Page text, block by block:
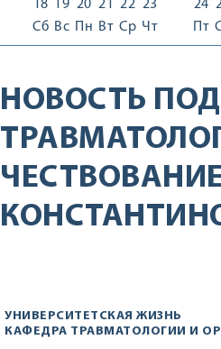
18
Сб
19
Вс
20
Пн
21
Вт
22
Ср
23
Чт
24
Пт
НОВОСТЬ
УНИВЕРСИТЕТСКАЯ ЖИЗНЬ
КАФЕДРА ТРАВМАТОЛОГИИ И